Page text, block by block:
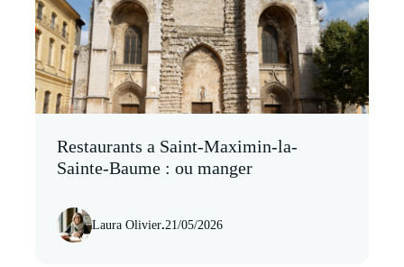
Restaurants a Saint-Maximin-la-
Sainte-Baume : ou manger
Laura Olivier.21/05/2026